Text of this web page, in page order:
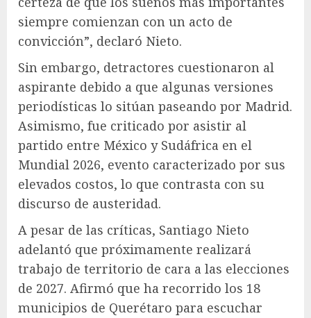
siempre comienzan con un acto de
convicción”, declaró Nieto.
Sin embargo, detractores cuestionaron al
aspirante debido a que algunas versiones
periodísticas lo sitúan paseando por Madrid.
Asimismo, fue criticado por asistir al
partido entre México y Sudáfrica en el
Mundial 2026, evento caracterizado por sus
elevados costos, lo que contrasta con su
discurso de austeridad.
A pesar de las críticas, Santiago Nieto
adelantó que próximamente realizará
trabajo de territorio de cara a las elecciones
de 2027. Afirmó que ha recorrido los 18
municipios de Querétaro para escuchar